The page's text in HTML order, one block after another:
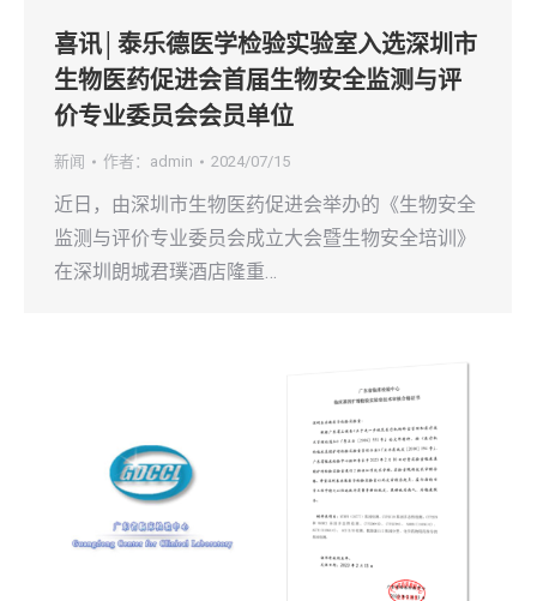
喜讯│泰乐德医学检验实验室入选深圳市
生物医药促进会首届生物安全监测与评
价专业委员会会员单位
新闻 作者： admin 2024/07/15
近日，由深圳市生物医药促进会举办的《生物安全
监测与评价专业委员会成立大会暨生物安全培训》
在深圳朗城君璞酒店隆重…